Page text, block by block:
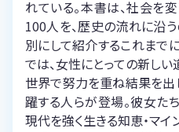
れている。本書は、社会を
100人を、歴史の流れに沿
別にして紹介するこれまで
では、女性にとっての新し
世界で努力を重ね結果を出
躍する人らが登場。彼女た
現代を強く生きる知恵・マイ